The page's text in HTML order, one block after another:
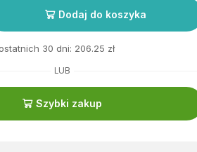
Dodaj do koszyka
30 dni: 206.25 zł
LUB
Szybki zakup